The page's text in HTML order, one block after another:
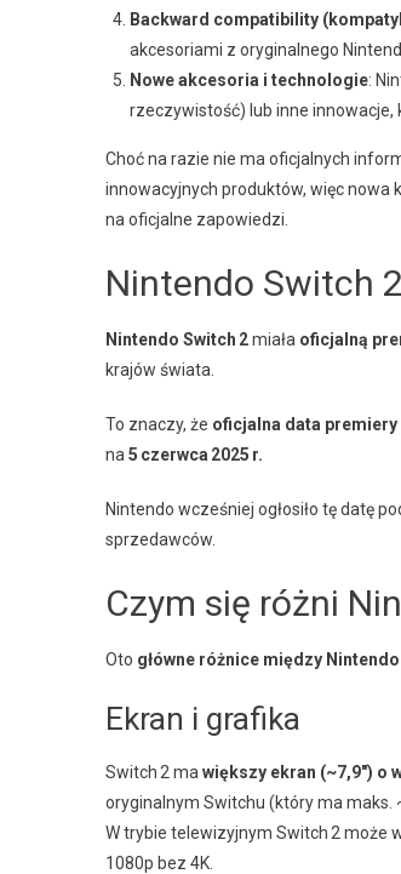
Backward compatibility
akcesoriami z oryginalnego
Nowe akcesoria i technologie:
rzeczywistość) lub inne innowacje,
Choć na razie nie ma oficjalnych
innowacyjnych produktów, więc
na oficjalne zapowiedzi.
Nintendo Switch
Nintendo Switch 2miała oficjalną
krajów świata.
To znaczy, że oficjalna data premiery
na 5 czerwca 2025 r.
Nintendo wcześniej ogłosiło tę datę
sprzedawców.
Czym się różni
Oto główne różnice między
Ekran i grafika
Switch 2 ma większy ekran (~7,9″) o
oryginalnym Switchu (który ma maks.
W trybie telewizyjnym Switch 2 może
1080p bez 4K.